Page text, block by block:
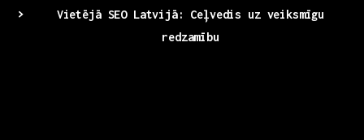
Vietējā SEO Latvijā: Ceļvedis uz veiksmīgu
redzamību